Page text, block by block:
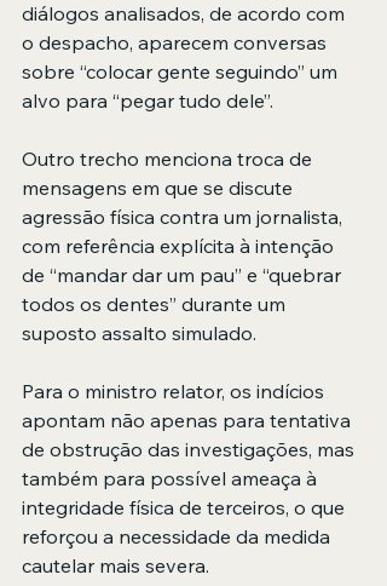
diálogos analisados, de acordo com
o despacho, aparecem conversas
sobre “colocar gente seguindo” um
alvo para “pegar tudo dele”.
Outro trecho menciona troca de
mensagens em que se discute
agressão física contra um jornalista,
com referência explícita à intenção
de “mandar dar um pau” e “quebrar
todos os dentes” durante um
suposto assalto simulado.
Para o ministro relator, os indícios
apontam não apenas para tentativa
de obstrução das investigações, mas
também para possível ameaça à
integridade física de terceiros, o que
reforçou a necessidade da medida
cautelar mais severa.